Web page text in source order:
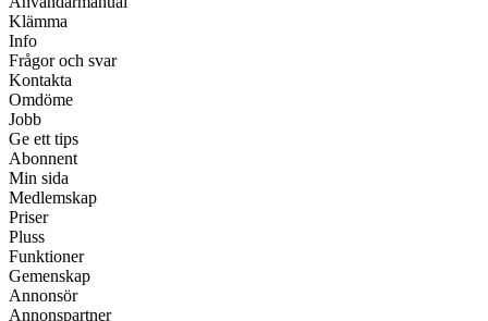
Klämma
Info
Frågor och svar
Kontakta
Omdöme
Jobb
Ge ett tips
Abonnent
Min sida
Medlemskap
Priser
Pluss
Funktioner
Gemenskap
Annonsör
Annonspartner